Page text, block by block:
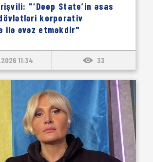
"‘Deep State’in əsas
korporativ
ilə əvəz etməkdir"
11:34 33